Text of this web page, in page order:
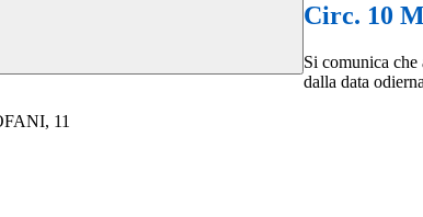
Circ. 10
Si comunica che
dalla data
11